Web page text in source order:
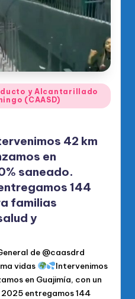
y Alcantarillado
(CAASD)
42 km
en
saneado.
144
familias
y
de @caasdrd
vidas
Intervenimos
en Guajimía, con un
2025 entregamos 144